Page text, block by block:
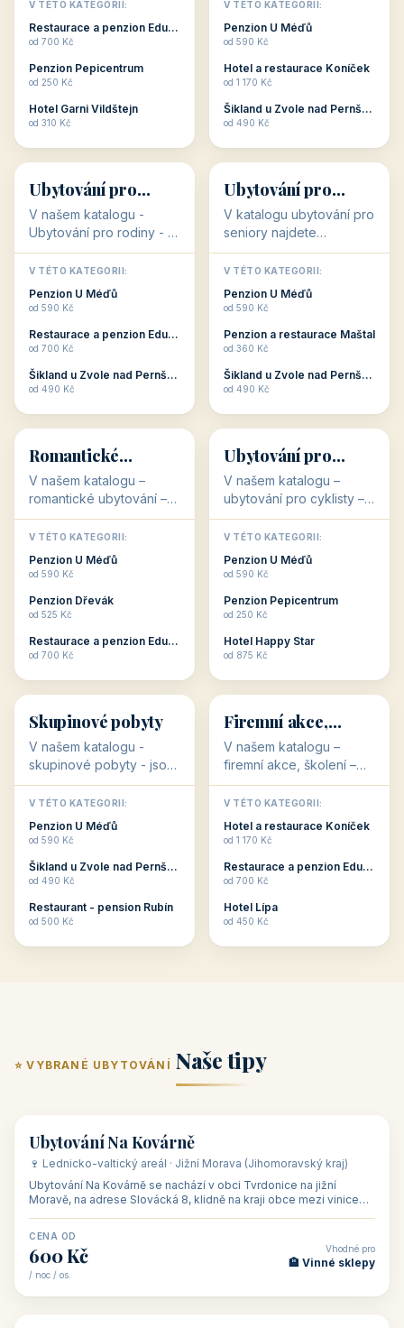
dovolenou přímo
souvisejí. Aktivní
odpočinek jso...
V TÉTO KATEGORII:
Restaurace a penzion Eduard
od 700 Kč
Penzion Pepicentrum
od 250 Kč
Hotel Garni Vildštejn
od 310 Kč
cenově dostupné
ubytování v ČR. Budete
c...
V TÉTO KATEGORII:
Penzion U Méďů
od 590 Kč
Hotel a restaurace Koníček
od 1 170 Kč
Šikland u Zvole nad Pernštejnem
od 490 Kč
👨‍👩‍👧‍👦
👨‍👩‍👧‍👦
34 objektů
Ubytování pro
rodiny
V našem katalogu -
Ubytování pro rodiny -
jsou pro Vás připraveny
objekty, které svojí
polohou či vybaveností,
nabízí klidné ubytování
V TÉTO KATEGORII:
Penzion U Méďů
od 590 Kč
Restaurace a penzion Eduard
od 700 Kč
Šikland u Zvole nad Pernštejnem
od 490 Kč
🧓
🧓
33 objektů
Ubytování pro
seniory
V katalogu ubytování pro
seniory najdete
penziony a hotely, které
jsou přizpůsobeny pro
ubytování klientů vyššího
věku. Některé z nich
V TÉTO KATEGORII:
Penzion U Méďů
od 590 Kč
Penzion a restaurace Maštal
od 360 Kč
Šikland u Zvole nad Pernštejnem
od 490 Kč
💕
💕
Romantické
ubytování
V našem katalogu –
romantické ubytování –
jsou pro Vás připraveny
objekty, které svojí
stavbou, polohou anebo
zaměřením nabízí
Romantické ...
V TÉTO KATEGORII:
Penzion U Méďů
od 590 Kč
Penzion Dřevák
od 525 Kč
Restaurace a penzion Eduard
od 700 Kč
🚴
🚴
32 objektů
Ubytování pro
cyklisty
V našem katalogu –
ubytování pro cyklisty –
jsou pro Vás připraveny
objekty, které jsou na
milovníky cykloturistiky
připraveny. Většinou mají
V TÉTO KATEGORII:
Penzion U Méďů
od 590 Kč
Penzion Pepicentrum
od 250 Kč
Hotel Happy Star
od 875 Kč
👥
👥
32 objektů
Skupinové pobyty
V našem katalogu -
skupinové pobyty - jsou
pro Vás připraveny
objekty, které nabízí
ubytování skupin v
penzionech, hotelích a
Budete překva...
V TÉTO KATEGORII:
Penzion U Méďů
od 590 Kč
Šikland u Zvole nad Pernštejnem
od 490 Kč
Restaurant - pension Rubín
od 500 Kč
💼
💼
31 objektů
Firemní akce,
školení
V našem katalogu –
firemní akce, školení –
jsou pro Vás připraveny
objekty, které mají
zkušenosti pořádat i
menší firemní akce a
ob...
V TÉTO KATEGORII:
Hotel a restaurace Koníček
od 1 170 Kč
Restaurace a penzion Eduard
od 700 Kč
Hotel Lípa
od 450 Kč
⭐ VYBRANÉ UBYTOVÁNÍ Naše tipy
🏡 penzion
Ubytování Na Kovárně
🍷 Lednicko-valtický areál · Jižní Morava (Jihomoravský kraj)
Ubytování Na Kovárně se nachází v obci Tvrdonice na jižní
Moravě, na adrese Slovácká 8, klidně na kraji obce mezi vinicemi,
CENA OD
600 Kč
/ noc / os.
Vhodné pro
🏨 Vinné sklepy